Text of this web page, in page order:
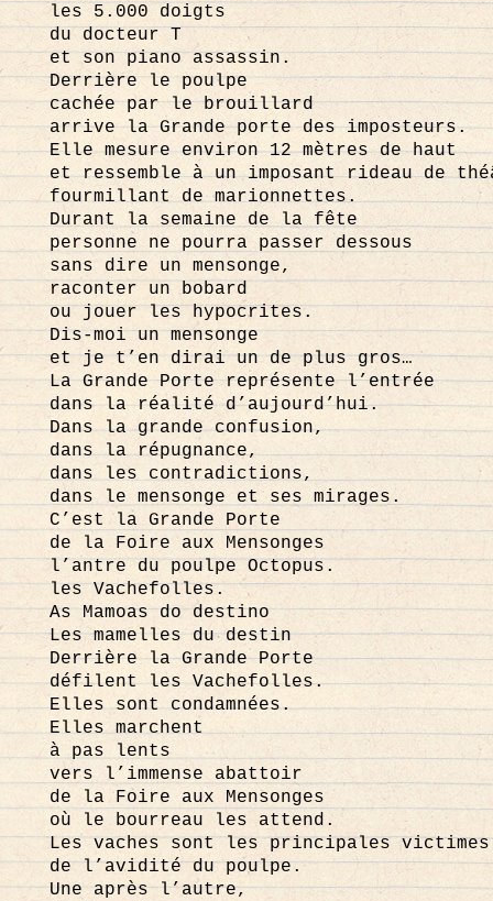
les 5.000 doigts
du docteur T
et son piano assassin.
Derrière le poulpe
cachée par le brouillard
arrive la Grande porte des imposteurs.
Elle mesure environ 12 mètres de haut
et ressemble à un imposant rideau de
fourmillant de marionnettes.
Durant la semaine de la fête
personne ne pourra passer dessous
sans dire un mensonge,
raconter un bobard
ou jouer les hypocrites.
Dis-moi un mensonge
et je t’en dirai un de plus gros…
La Grande Porte représente l’entrée
dans la réalité d’aujourd’hui.
Dans la grande confusion,
dans la répugnance,
dans les contradictions,
dans le mensonge et ses mirages.
C’est la Grande Porte
de la Foire aux Mensonges
l’antre du poulpe Octopus.
les Vachefolles.
As Mamoas do destino
Les mamelles du destin
Derrière la Grande Porte
défilent les Vachefolles.
Elles sont condamnées.
Elles marchent
à pas lents
vers l’immense abattoir
de la Foire aux Mensonges
où le bourreau les attend.
Les vaches sont les principales victimes
de l’avidité du poulpe.
Une après l’autre,